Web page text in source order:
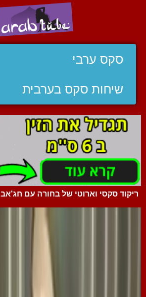
סקס ערבי
שיחות סקס בערבית
ריקוד סקסי וארוטי של בחורה עם חג'אב